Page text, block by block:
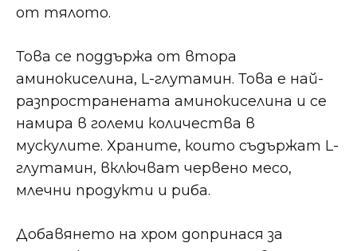
от тялото.
Това се поддържа от втора
аминокиселина, L-глутамин. Това е най-
разпространената аминокиселина и се
намира в големи количества в
мускулите. Храните, които съдържат L-
глутамин, включват червено месо,
млечни продукти и риба.
Добавянето на хром допринася за